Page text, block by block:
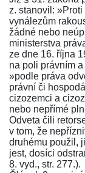
z. stanovil:
vynálezům
žádné nebo
ministerstva
ze dne 16. října
na poli právním
»podle práva
právní či
cizozemci a
nebo nepřímé
Odveta čili
v tom, že
druhému použil,
jest, dosíci
8. vyd., str. 277.).